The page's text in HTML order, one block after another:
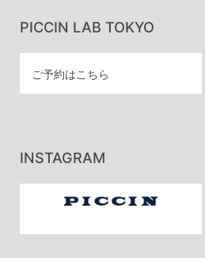
PICCIN LAB TOKYO
ご予約はこちら
INSTAGRAM